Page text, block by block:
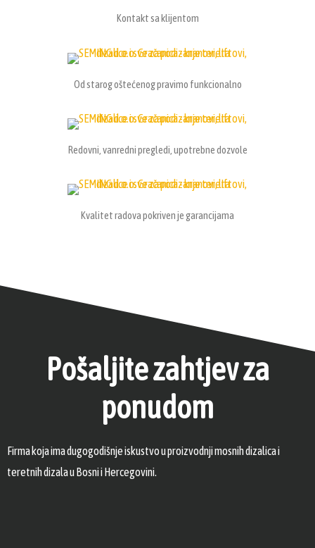
Kontakt sa klijentom
Od starog oštećenog pravimo funkcionalno
Redovni, vanredni pregledi, upotrebne dozvole
Kvalitet radova pokriven je garancijama
Pošaljite zahtjev za
ponudom
Firma koja ima dugogodišnje iskustvo u proizvodnji mosnih dizalica i
teretnih dizala u Bosni i Hercegovini.